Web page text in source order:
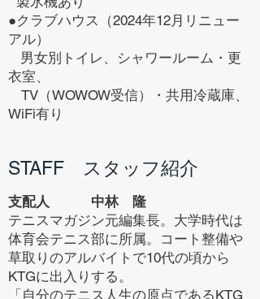
●クラブハウス（2024年12月リニュー
アル）
男女別トイレ、シャワールーム ・更
衣室、
TV（WOWOW受信）・共用冷蔵庫、
WiFi有り
STAFF スタッフ紹介
支配人 中林 隆
テニスマガジン元編集長。大学時代は
体育会テニス部に所属。コート整備や
草取りのアルバイトで10代の頃から
KTGに出入りする。
「自分のテニス人生の原点であるKTG